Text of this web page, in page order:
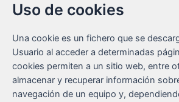
Uso de cookies
Una cookie es un fichero que se
Usuario al acceder a determinadas
cookies permiten a un sitio web, entre
almacenar y recuperar información
navegación de un equipo y,